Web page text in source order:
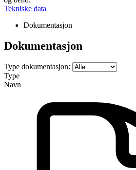
Tekniske data
Dokumentasjon
Dokumentasjon
Type dokumentasjon:
Type
Navn